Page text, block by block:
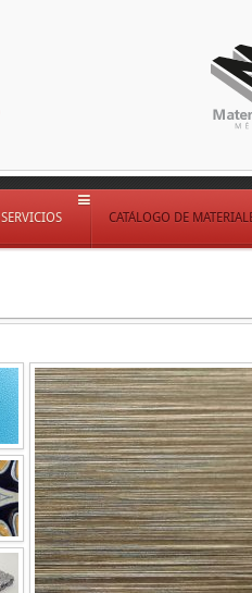
SERVICIOS CATÁLOGO DE